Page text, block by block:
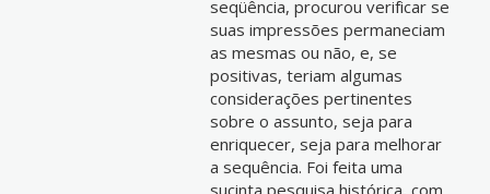
seqüência, procurou verificar se
suas impressões permaneciam
as mesmas ou não, e, se
positivas, teriam algumas
considerações pertinentes
sobre o assunto, seja para
enriquecer, seja para melhorar
a sequência. Foi feita uma